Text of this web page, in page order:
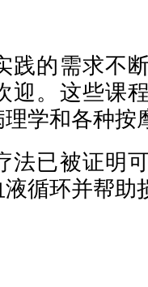
践的需求不
迎。这些课
学和各种按
法已被证明
循环并帮助